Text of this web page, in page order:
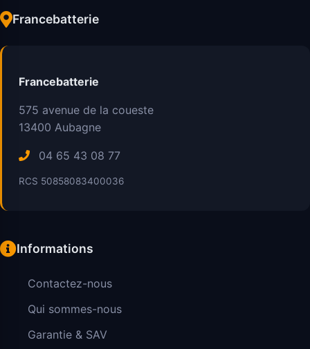
Francebatterie
Francebatterie
575 avenue de la coueste
13400 Aubagne
04 65 43 08 77
RCS 50858083400036
Informations
Contactez-nous
Qui sommes-nous
Garantie & SAV